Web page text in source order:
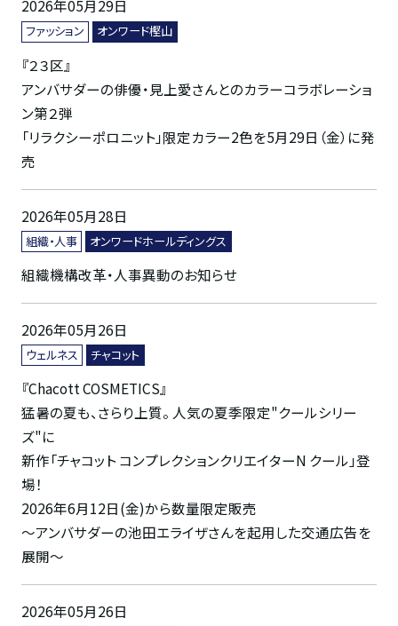
2026年05月29日
ファッション オンワード樫山
『２３区』
アンバサダーの俳優・見上愛さんとのカラーコラボレーショ
ン第２弾
「リラクシーポロニット」限定カラー2色を5月29日（金）に発
売
2026年05月28日
組織・人事 オンワードホールディングス
組織機構改革・人事異動のお知らせ
2026年05月26日
ウェルネス チャコット
『Chacott COSMETICS』
猛暑の夏も、さらり上質。 人気の夏季限定"クールシリー
ズ"に
新作「チャコット コンプレクションクリエイターN クール」登
場！
2026年6月12日(金)から数量限定販売
～アンバサダーの池田エライザさんを起用した交通広告を
展開～
2026年05月26日